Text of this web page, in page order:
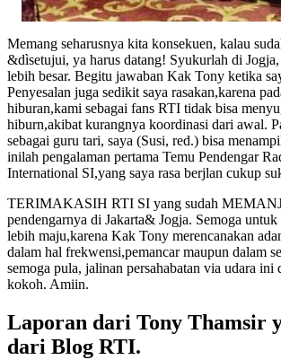
Memang seharusnya kita konsekuen, kalau
&dìsetujui, ya harus datang! Syukurlah di
lebih besar. Begitu jawaban Kak Tony ketika
Penyesalan juga sedikit saya rasakan,karena
hiburan,kami sebagai fans RTI tidak bisa
hiburn,akibat kurangnya koordinasi dari awal.
sebagai guru tari, saya (Susi, red.) bisa
inilah pengalaman pertama Temu Pendengar
International SI,yang saya rasa berjlan cukup
TERIMAKASIH RTI SI yang sudah
pendengarnya di Jakarta& Jogja. Semoga
lebih maju,karena Kak Tony merencanakan
dalam hal frekwensi,pemancar maupun dalam
semoga pula, jalinan persahabatan via udara ini
kokoh. Amiin.
Laporan dari Tony Thamsir
dari Blog RTI.